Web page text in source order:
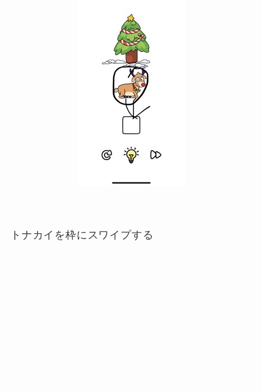
トナカイを枠にスワイプする